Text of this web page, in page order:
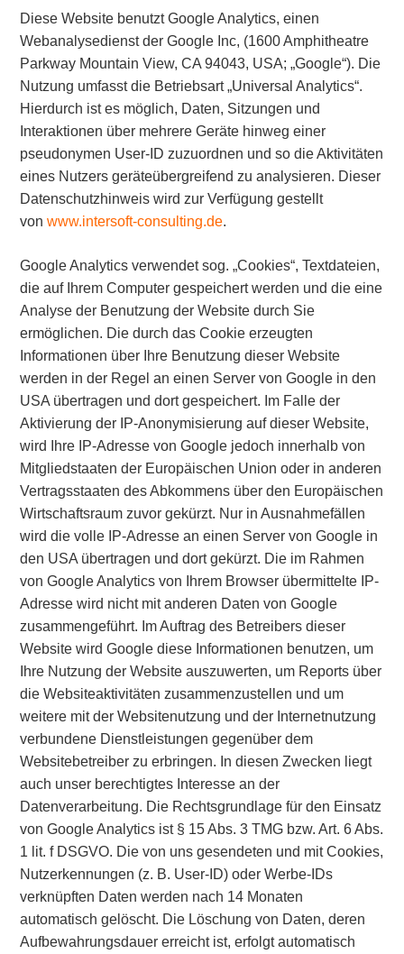
Diese Website benutzt Google Analytics, einen
Webanalysedienst der Google Inc, (1600 Amphitheatre
Parkway Mountain View, CA 94043, USA; „Google“). Die
Nutzung umfasst die Betriebsart „Universal Analytics“.
Hierdurch ist es möglich, Daten, Sitzungen und
Interaktionen über mehrere Geräte hinweg einer
pseudonymen User-ID zuzuordnen und so die Aktivitäten
eines Nutzers geräteübergreifend zu analysieren. Dieser
Datenschutzhinweis wird zur Verfügung gestellt
vonwww.intersoft-consulting.de.
Google Analytics verwendet sog. „Cookies“, Textdateien,
die auf Ihrem Computer gespeichert werden und die eine
Analyse der Benutzung der Website durch Sie
ermöglichen. Die durch das Cookie erzeugten
Informationen über Ihre Benutzung dieser Website
werden in der Regel an einen Server von Google in den
USA übertragen und dort gespeichert. Im Falle der
Aktivierung der IP-Anonymisierung auf dieser Website,
wird Ihre IP-Adresse von Google jedoch innerhalb von
Mitgliedstaaten der Europäischen Union oder in anderen
Vertragsstaaten des Abkommens über den Europäischen
Wirtschaftsraum zuvor gekürzt. Nur in Ausnahmefällen
wird die volle IP-Adresse an einen Server von Google in
den USA übertragen und dort gekürzt. Die im Rahmen
von Google Analytics von Ihrem Browser übermittelte IP-
Adresse wird nicht mit anderen Daten von Google
zusammengeführt. Im Auftrag des Betreibers dieser
Website wird Google diese Informationen benutzen, um
Ihre Nutzung der Website auszuwerten, um Reports über
die Websiteaktivitäten zusammenzustellen und um
weitere mit der Websitenutzung und der Internetnutzung
verbundene Dienstleistungen gegenüber dem
Websitebetreiber zu erbringen. In diesen Zwecken liegt
auch unser berechtigtes Interesse an der
Datenverarbeitung. Die Rechtsgrundlage für den Einsatz
von Google Analytics ist § 15 Abs. 3 TMG bzw. Art. 6 Abs.
1 lit. f DSGVO. Die von uns gesendeten und mit Cookies,
Nutzerkennungen (z. B. User-ID) oder Werbe-IDs
verknüpften Daten werden nach 14 Monaten
automatisch gelöscht. Die Löschung von Daten, deren
Aufbewahrungsdauer erreicht ist, erfolgt automatisch